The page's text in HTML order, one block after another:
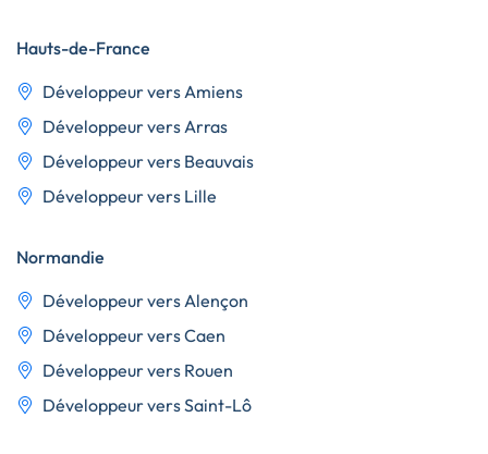
Hauts-de-France
Développeur vers Amiens
Développeur vers Arras
Développeur vers Beauvais
Développeur vers Lille
Normandie
Développeur vers Alençon
Développeur vers Caen
Développeur vers Rouen
Développeur vers Saint-Lô